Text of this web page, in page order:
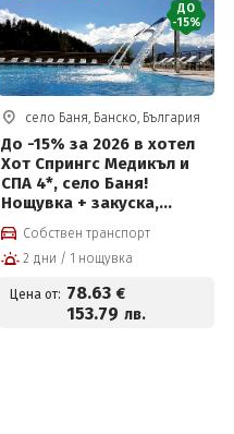
ДО
-15%
село Баня, Банско, България
До -15% за 2026 в хотел
Хот Спрингс Медикъл и
СПА 4*, село Баня!
Нощувка + закуска,
вечеря, вътрешен и
външен басейн с
минерална вода и Уелнес
Собствен транспорт
2 дни / 1 нощувка
Цена от: 78.63 €
153.79 лв.